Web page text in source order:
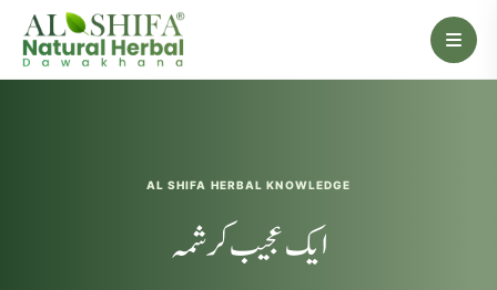
AL SHIFA HERBAL KNOWLEDGE
ایک عجیب کرشمہ